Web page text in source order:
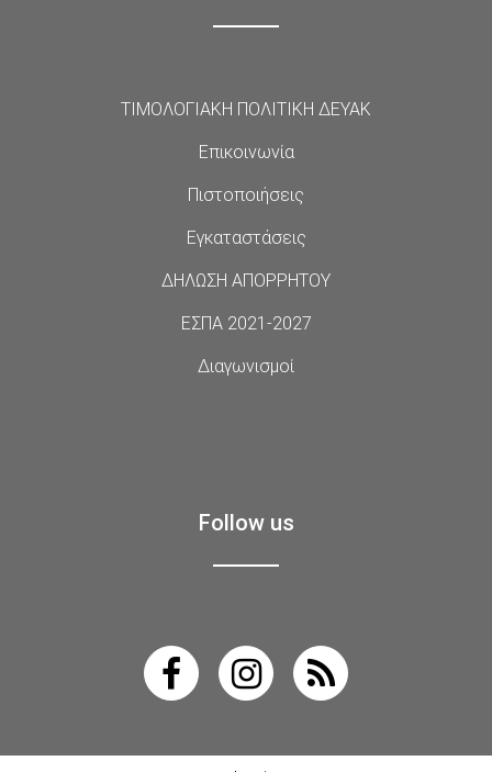
ΤΙΜΟΛΟΓΙΑΚΗ ΠΟΛΙΤΙΚΗ ΔΕΥΑΚ
Επικοινωνία
Πιστοποιήσεις
Εγκαταστάσεις
ΔΗΛΩΣΗ ΑΠΟΡΡΗΤΟΥ
ΕΣΠΑ 2021-2027
Διαγωνισμοί
Follow us